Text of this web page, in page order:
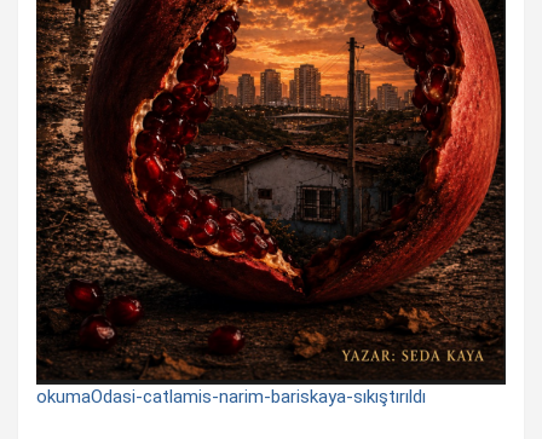
okumaOdasi-catlamis-narim-bariskaya-sıkıştırıldı